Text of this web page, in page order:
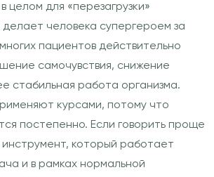
целом для «перезагрузки»
человека супергероем за
пациентов действительно
самочувствия, снижение
стабильная работа организма.
курсами, потому что
постепенно. Если говорить проще
который работает
и в рамках нормальной